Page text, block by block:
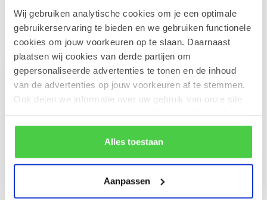
Wij gebruiken analytische cookies om je een optimale
gebruikerservaring te bieden en we gebruiken functionele
cookies om jouw voorkeuren op te slaan. Daarnaast
plaatsen wij cookies van derde partijen om
gepersonaliseerde advertenties te tonen en de inhoud
van de advertenties op jouw voorkeuren af te stemmen.
Ook delen we informatie over uw gebruik van onze site
rekening mee dat als je bepaalde cookies blokkeert, het
de correcte werking van de website kan verstoren.
Alles toestaan
Aanpassen
Recent bekeken
LEONIDAS